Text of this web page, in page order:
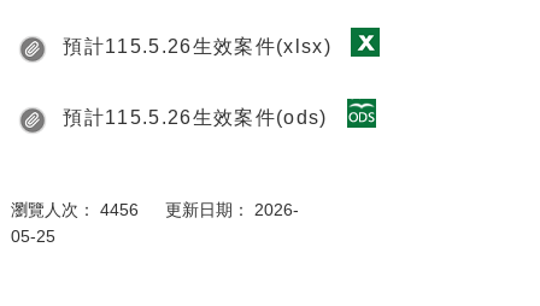
預計115.5.26生效案件(xlsx)
預計115.5.26生效案件(ods)
瀏覽人次： 4456 更新日期： 2026-
05-25